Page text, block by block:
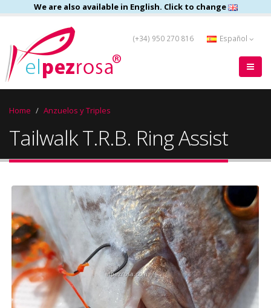
We are also available in English. Click to change
(+34) 950 270 816 Español
Home Anzuelos y Triples
Tailwalk T.R.B. Ring Assist